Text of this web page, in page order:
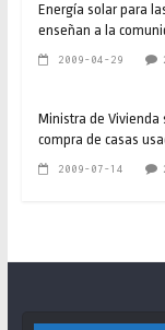
Energía solar para
enseñan a la
2009-04-29
Ministra de Vivienda
compra de casas
2009-07-14